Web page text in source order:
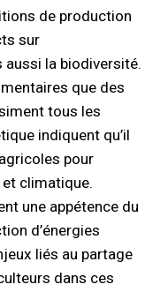
de production
sur
aussi la biodiversité.
que des
tous les
indiquent qu’il
pour
et climatique.
une appétence du
d’énergies
liés au partage
dans ces